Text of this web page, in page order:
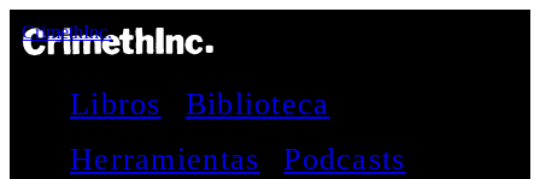
CrimethInc.
Libros
Biblioteca
Herramientas
Podcasts